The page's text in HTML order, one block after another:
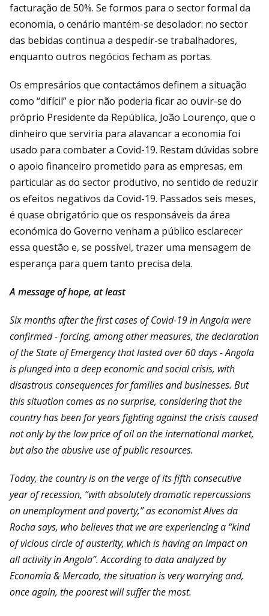
facturação de 50%. Se formos para o sector formal da
economia, o cenário mantém-se desolador: no sector
das bebidas continua a despedir-se trabalhadores,
enquanto outros negócios fecham as portas.
Os empresários que contactámos definem a situação
como “difícil” e pior não poderia ficar ao ouvir-se do
próprio Presidente da República, João Lourenço, que o
dinheiro que serviria para alavancar a economia foi
usado para combater a Covid-19. Restam dúvidas sobre
o apoio financeiro prometido para as empresas, em
particular as do sector produtivo, no sentido de reduzir
os efeitos negativos da Covid-19. Passados seis meses,
é quase obrigatório que os responsáveis da área
económica do Governo venham a público esclarecer
essa questão e, se possível, trazer uma mensagem de
esperança para quem tanto precisa dela.
A message of hope, at least
Six months after the first cases of Covid-19 in Angola were
confirmed - forcing, among other measures, the declaration
of the State of Emergency that lasted over 60 days - Angola
is plunged into a deep economic and social crisis, with
disastrous consequences for families and businesses. But
this situation comes as no surprise, considering that the
country has been for years fighting against the crisis caused
not only by the low price of oil on the international market,
but also the abusive use of public resources.
Today, the country is on the verge of its fifth consecutive
year of recession, “with absolutely dramatic repercussions
on unemployment and poverty,” as economist Alves da
Rocha says, who believes that we are experiencing a “kind
of vicious circle of austerity, which is having an impact on
all activity in Angola”. According to data analyzed by
Economia & Mercado, the situation is very worrying and,
once again, the poorest will suffer the most.